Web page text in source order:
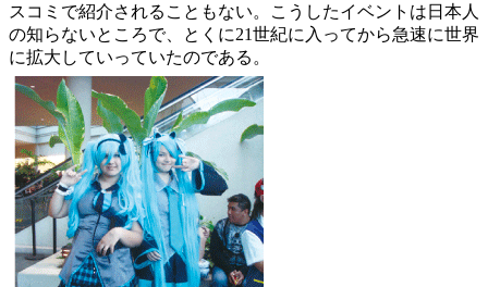
スコミで紹介されることもない。こうしたイベントは日本人
の知らないところで、とくに21世紀に入ってから急速に世界
に拡大していっていたのである。